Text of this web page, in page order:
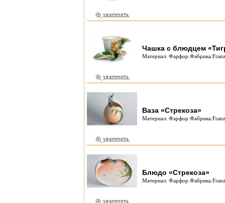
Чашка с блюдцем
Материал:
Ваза «Стрекоза»
Материал:
Блюдо «Стрекоза»
Материал: